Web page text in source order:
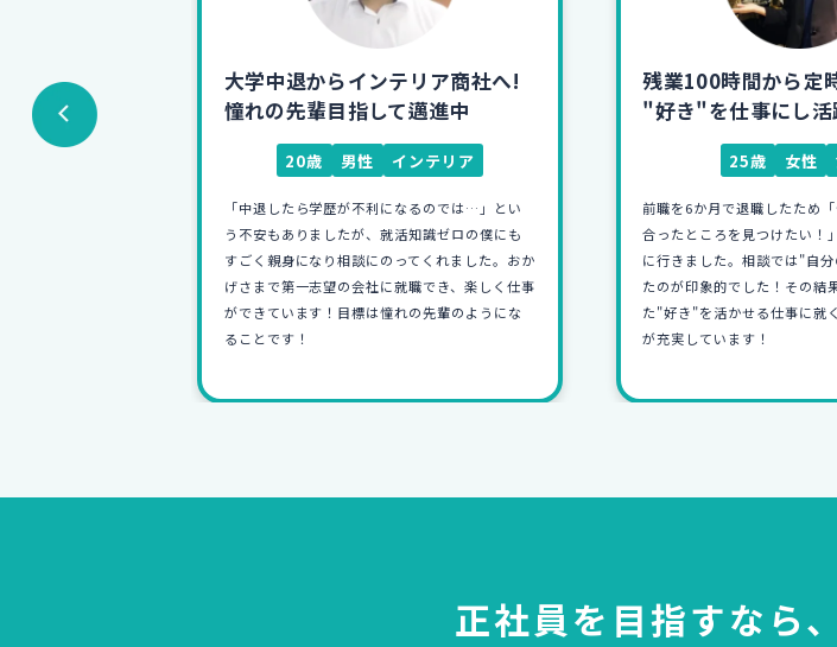
商社へ!
中
残業100時間から定時退社！
"好き"を仕事にし活躍中
25歳 女性 食器
前職を6か月で退職したため「今度こそは自分に
合ったところを見つけたい！」と強く思い相談
に行きました。相談では"自分の強み"に気づけ
たのが印象的でした！その結果、自分に合っ
た"好き"を活かせる仕事に就くことができ、毎日
が充実しています！
フリーターから人材
彼女に振られたのを
23歳 男性
恥ずかしながら彼女に振られ
に就職しようと決意しました
んだ経験から「人の仕事を応
がしたい」と思い人材会社へ
では友人に自分の仕事を自信
になったのが嬉しいです！
正社員を目指すなら